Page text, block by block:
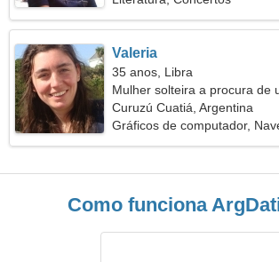
Valeria
35 anos, Libra
Mulher solteira a procura de
Curuzú Cuatiá, Argentina
Gráficos de computador,
Como funciona